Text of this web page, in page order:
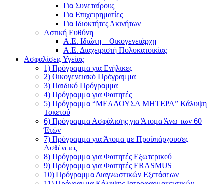
Για Συνεταίρους
Για Επιχειρηματίες
Για Ιδιοκτήτες Ακινήτων
Αστική Ευθύνη
Α.Ε. Ιδιώτη – Οικογενειάρχη
Α.Ε. Διαχειριστή Πολυκατοικίας
Ασφαλίσεις Υγείας
1) Πρόγραμμα για Ενήλικες
2) Οικογενειακό Πρόγραμμα
3) Παιδικό Πρόγραμμα
4) Πρόγραμμα για Φοιτητές
5) Πρόγραμμα “ΜΕΛΛΟΥΣΑ ΜΗΤΕΡΑ” Κάλυψη
Τοκετού
6) Πρόγραμμα Ασφάλισης για Άτομα Άνω των 60
Έτών
7) Πρόγραμμα για Άτομα με Προϋπάρχουσες
Ασθένειες
8) Πρόγραμμα για Φοιτητές Εξωτερικού
9) Πρόγραμμα για Φοιτητές ERASMUS
10) Πρόγραμμα Διαγνωστικών Εξετάσεων